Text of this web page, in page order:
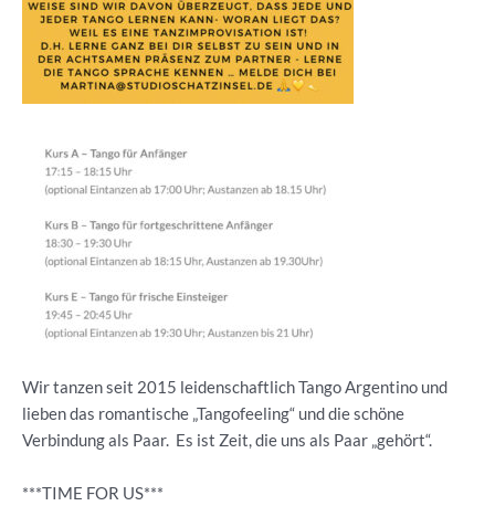
Wir tanzen seit 2015 leidenschaftlich Tango Argentino und
lieben das romantische „Tangofeeling“ und die schöne
Verbindung als Paar. Es ist Zeit, die uns als Paar „gehört“.
***TIME FOR US***